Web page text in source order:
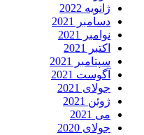
ژانویه 2022
دسامبر 2021
نوامبر 2021
اکتبر 2021
سپتامبر 2021
آگوست 2021
جولای 2021
ژوئن 2021
می 2021
جولای 2020